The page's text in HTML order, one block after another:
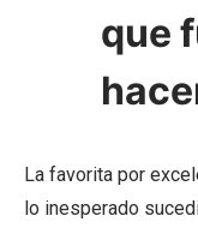
que
La favorita por
lo inesperado